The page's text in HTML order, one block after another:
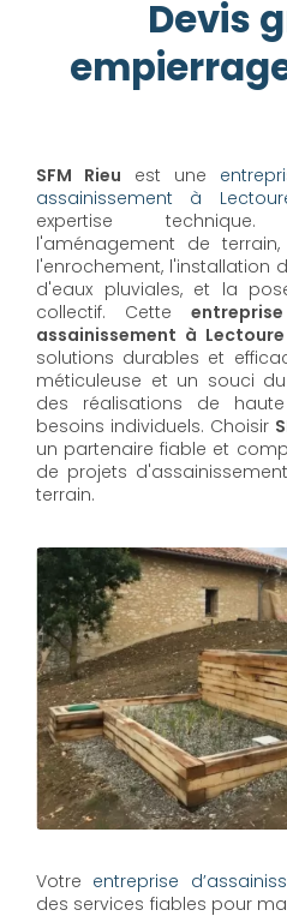
Devis
SFM Rieu est une
assainissement à
expertise
l'aménagement de terrain,
l'enrochement, l'installation
d'eaux pluviales, et la
collectif. Cette
assainissement à Lectoure
solutions durables et
méticuleuse et un souci
des réalisations de
besoins individuels. Choisir
un partenaire fiable et
de projets
terrain.
Votre entreprise
des services fiables pour